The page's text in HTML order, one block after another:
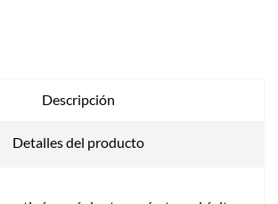
Descripción
Detalles del producto